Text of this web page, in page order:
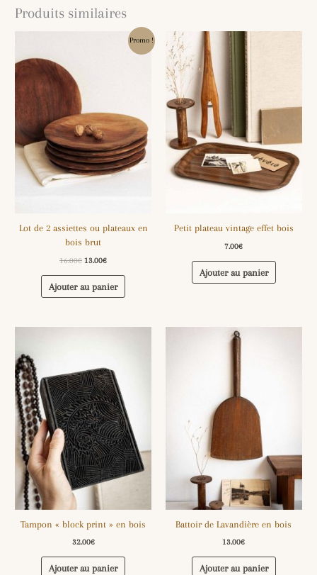
Produits similaires
Promo !
Lot de 2 assiettes ou plateaux en
bois brut
16.00€ 13.00€
Ajouter au panier
Petit plateau vintage effet bois
7.00€
Ajouter au panier
Tampon « block print » en bois
32.00€
Ajouter au panier
Battoir de Lavandière en bois
13.00€
Ajouter au panier